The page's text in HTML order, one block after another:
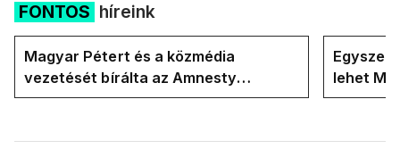
FONTOS híreink
Magyar Pétert és a közmédia
vezetését bírálta az Amnesty
International a Klubrádióban
lehet